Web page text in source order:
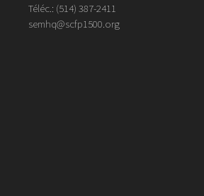
Téléc.: (514) 387-2411
semhq@scfp1500.org